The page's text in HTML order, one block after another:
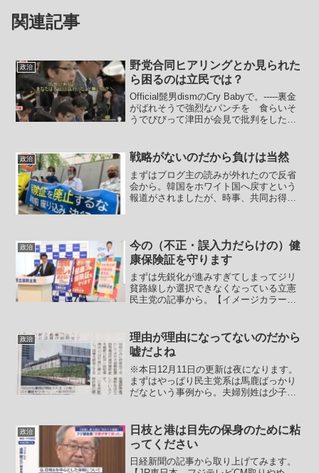
関連記事
政治
野党合同ヒアリングとか見られた
ら困るのは立民では？
Official髭男dismのCry Babyで。-----裏金
がばれそうで強烈なパンチを 食らいそ
うでびびって津田が会見で批判をした立
明（いいわけ）さえ うまく出来な...
政治 戦略がないのだから負けは当然
まずはブログ主の読みが外れたので反省
会から。韓国をホワイト国へ戻すという
報道がされましたが、時事、共同お得意
ブコメ募集する」という話...
政治
今の（不正・誤入力だらけの）健
康保険証を守ります
まずは先鋭化が進みすぎてしまってジリ
貧路線しか選択できなくなっている立憲
民主党の記事から。【イメージカラーの
衆院選に向けた政治活動用のポスターを
新たに3種類作製し、発...
政治
理由が理由になってないのだから
嘘だよね
※本日12月11日の更新は夜になります。
まずはやっぱり民主党系は馬鹿ばっかり
だなという事例から。夫婦別姓は少子化
していた記事が以下。【選択的夫婦別姓
制度は少子化対策に必...
政治
日枝と港は目先の保身のために粘
ってください
日経新聞の記事から取り上げてみます。